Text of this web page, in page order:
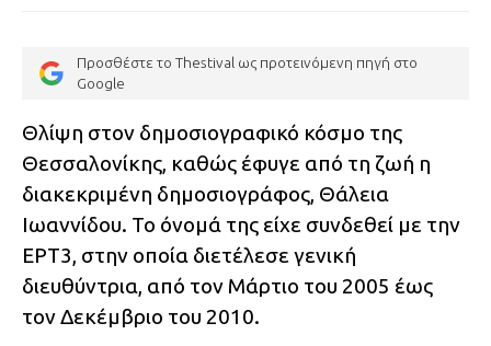
Προσθέστε το Thestival ως προτεινόμενη πηγή στο
Google
Θλίψη στον δημοσιογραφικό κόσμο της
Θεσσαλονίκης, καθώς έφυγε από τη ζωή η
διακεκριμένη δημοσιογράφος, Θάλεια
Ιωαννίδου. Το όνομά της είχε συνδεθεί με την
ΕΡΤ3, στην οποία διετέλεσε γενική
διευθύντρια, από τον Μάρτιο του 2005 έως
τον Δεκέμβριο του 2010.